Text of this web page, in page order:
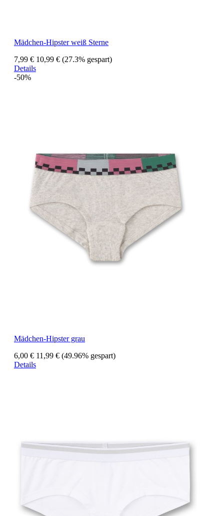
Mädchen-Hipster weiß Sterne
7,99 € 10,99 € (27.3% gespart)
Details
-50%
Mädchen-Hipster grau
6,00 € 11,99 € (49.96% gespart)
Details